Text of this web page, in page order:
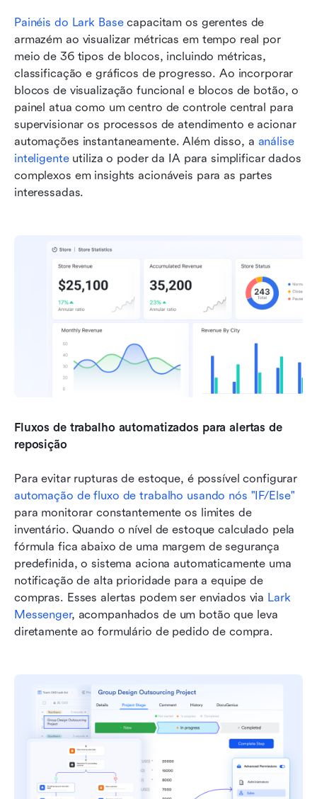
Painéis do Lark Base capacitam os gerentes de
armazém ao visualizar métricas em tempo real por
meio de 36 tipos de blocos, incluindo métricas,
classificação e gráficos de progresso. Ao incorporar
blocos de visualização funcional e blocos de botão, o
painel atua como um centro de controle central para
supervisionar os processos de atendimento e acionar
automações instantaneamente. Além disso, a análise
inteligente utiliza o poder da IA para simplificar dados
complexos em insights acionáveis para as partes
interessadas.
Fluxos de trabalho automatizados para alertas de
reposição
automação de fluxo de trabalho usando nós "IF/Else"
para monitorar constantemente os limites de
inventário. Quando o nível de estoque calculado pela
fórmula fica abaixo de uma margem de segurança
predefinida, o sistema aciona automaticamente uma
notificação de alta prioridade para a equipe de
compras. Esses alertas podem ser enviados via Lark
Messenger, acompanhados de um botão que leva
diretamente ao formulário de pedido de compra.